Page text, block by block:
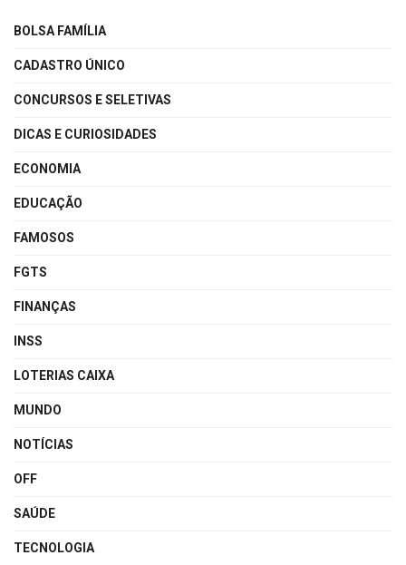
BOLSA FAMÍLIA
CADASTRO ÚNICO
CONCURSOS E SELETIVAS
DICAS E CURIOSIDADES
ECONOMIA
EDUCAÇÃO
FAMOSOS
FGTS
FINANÇAS
INSS
LOTERIAS CAIXA
MUNDO
NOTÍCIAS
OFF
SAÚDE
TECNOLOGIA